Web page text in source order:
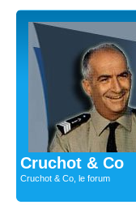
Cruchot & Co
Cruchot & Co, le forum